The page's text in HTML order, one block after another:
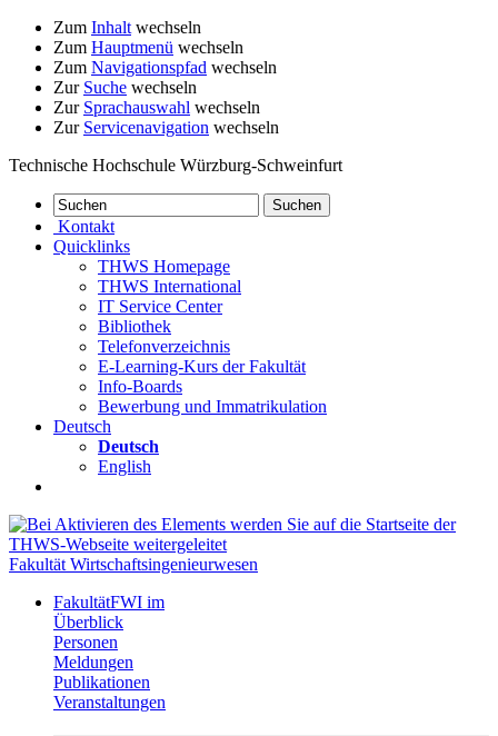
Zum Inhalt wechseln
Zum Hauptmenü wechseln
Zum Navigationspfad wechseln
Zur Suche wechseln
Zur Sprachauswahl wechseln
Zur Servicenavigation wechseln
Technische Hochschule Würzburg-Schweinfurt
Kontakt
Quicklinks
THWS Homepage
THWS International
IT Service Center
Bibliothek
Telefonverzeichnis
E-Learning-Kurs der Fakultät
Info-Boards
Bewerbung und Immatrikulation
Deutsch
Deutsch
English
Fakultät Wirtschaftsingenieurwesen
FakultätFWI im
Überblick
Personen
Meldungen
Publikationen
Veranstaltungen